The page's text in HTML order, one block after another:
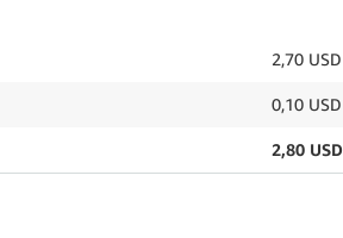
2,70 USD
0,10 USD
2,80 USD